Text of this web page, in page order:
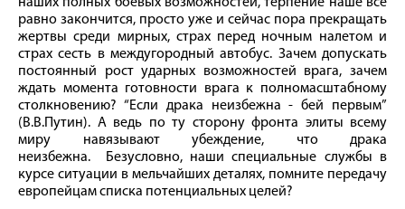
равно закончится, просто уже и сейчас пора прекращать
жертвы среди мирных, страх перед ночным налетом и
страх сесть в междугородный автобус. Зачем допускать
постоянный рост ударных возможностей врага, зачем
ждать момента готовности врага к полномасштабному
столкновению? “Если драка неизбежна - бей первым”
(В.В.Путин). А ведь по ту сторону фронта элиты всему
миру навязывают убеждение, что драка
неизбежна. Безусловно, наши специальные службы в
курсе ситуации в мельчайших деталях, помните передачу
европейцам списка потенциальных целей?